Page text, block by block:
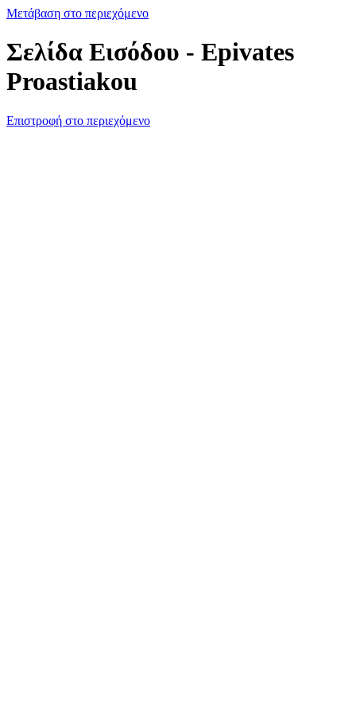
Μετάβαση στο περιεχόμενο
Σελίδα Εισόδου - Epivates
Proastiakou
Επιστροφή στο περιεχόμενο